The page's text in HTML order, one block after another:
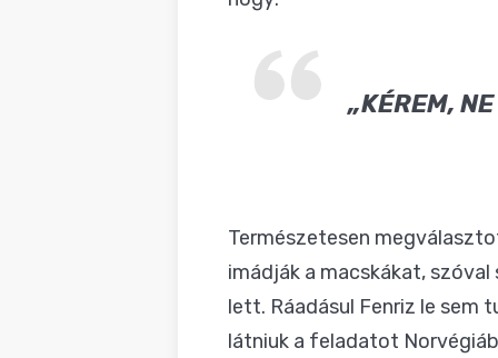
„KÉREM,
Természetesen
imádják a macskákat,
lett. Ráadásul Fenriz le sem
látniuk a feladatot